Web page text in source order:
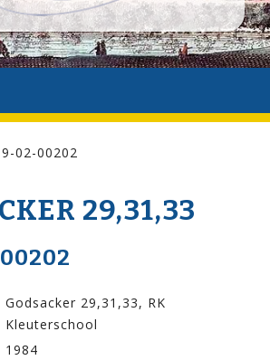
02-00202
29,31,33
Godsacker 29,31,33, RK
Kleuterschool
1984